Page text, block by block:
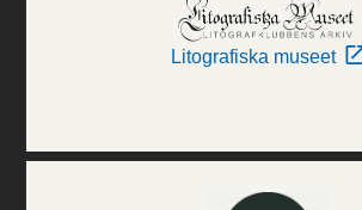
Litografiska museet